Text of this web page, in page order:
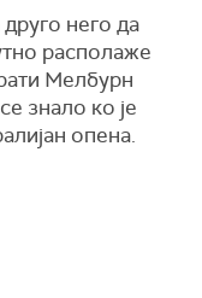
него да
располаже
Мелбурн
знало ко је
опена.